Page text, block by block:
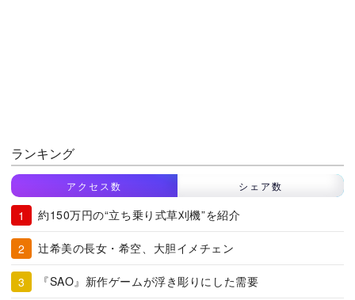
ランキング
アクセス数 シェア数
約150万円の“立ち乗り式草刈機”を紹介
辻希美の長女・希空、大胆イメチェン
『SAO』新作ゲームが浮き彫りにした需要